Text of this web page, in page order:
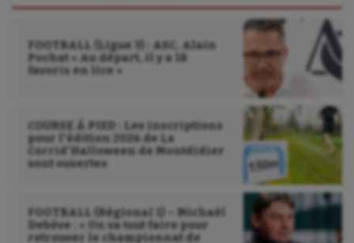
FOOTBALL (Ligue 3) : ASC, Alain
Pochat « Au départ, il y a 18
favoris en lice »
COURSE À PIED : Les inscriptions
pour l’édition 2026 de La
Corrid’Halloween de Montdidier
sont ouvertes
FOOTBALL (Régional 1) – Michaël
Debève : « On va tout faire pour
retrouver le championnat de